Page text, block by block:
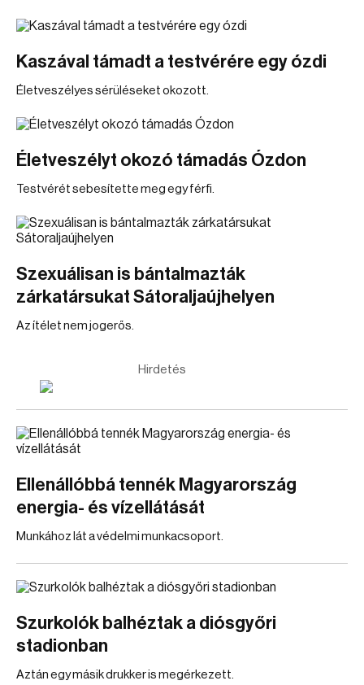
Kaszával támadt a testvérére egy ózdi
Életveszélyes sérüléseket okozott.
Életveszélyt okozó támadás Ózdon
Testvérét sebesítette meg egy férfi.
Szexuálisan is bántalmazták
zárkatársukat Sátoraljaújhelyen
Az ítélet nem jogerős.
Hirdetés
Ellenállóbbá tennék Magyarország
energia- és vízellátását
Munkához lát a védelmi munkacsoport.
Szurkolók balhéztak a diósgyőri
stadionban
Aztán egy másik drukker is megérkezett.